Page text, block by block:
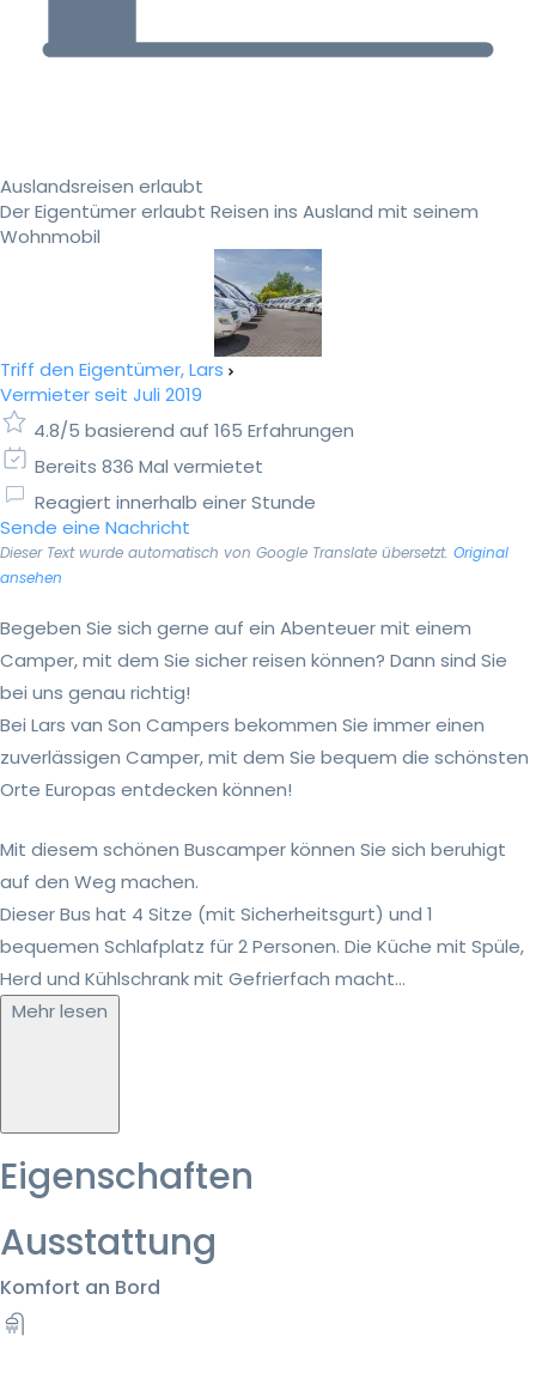
Auslandsreisen erlaubt
Der Eigentümer erlaubt Reisen ins Ausland mit seinem
Wohnmobil
Triff den Eigentümer, Lars
Vermieter seit Juli 2019
4.8/5 basierend auf 165 Erfahrungen
Bereits 836 Mal vermietet
Reagiert innerhalb einer Stunde
Sende eine Nachricht
Dieser Text wurde automatisch von Google Translate übersetzt. Original
ansehen
Begeben Sie sich gerne auf ein Abenteuer mit einem
Camper, mit dem Sie sicher reisen können? Dann sind Sie
bei uns genau richtig!
Bei Lars van Son Campers bekommen Sie immer einen
zuverlässigen Camper, mit dem Sie bequem die schönsten
Orte Europas entdecken können!
Mit diesem schönen Buscamper können Sie sich beruhigt
auf den Weg machen.
Dieser Bus hat 4 Sitze (mit Sicherheitsgurt) und 1
bequemen Schlafplatz für 2 Personen. Die Küche mit Spüle,
Herd und Kühlschrank mit Gefrierfach macht...
Mehr lesen
Eigenschaften
Ausstattung
Komfort an Bord